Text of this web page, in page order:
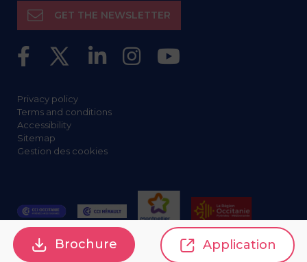
GET THE NEWSLETTER
Privacy policy
Terms and conditions
Accessibility
Sitemap
Gestion des cookies
Brochure Application